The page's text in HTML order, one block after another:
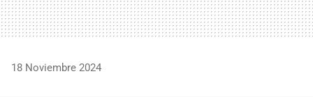
18 Noviembre 2024